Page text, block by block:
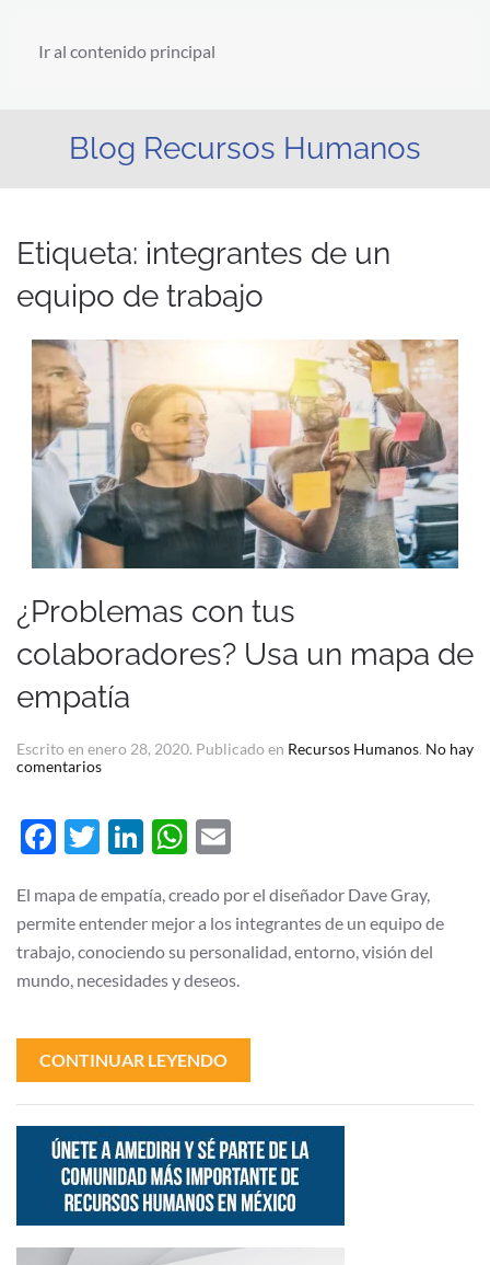
Ir al contenido principal
Blog Recursos Humanos
Etiqueta: integrantes de un
equipo de trabajo
¿Problemas con tus
colaboradores? Usa un mapa de
empatía
Escrito en enero 28, 2020. Publicado en Recursos Humanos. No hay
comentariosen
tus
colaboradores?
Usa
de
empatía
Facebook
Twitter
LinkedIn
WhatsApp
El mapa de empatía, creado por el diseñador Dave Gray,
permite entender mejor a los integrantes de un equipo de
trabajo, conociendo su personalidad, entorno, visión del
mundo, necesidades y deseos.
CONTINUAR LEYENDO